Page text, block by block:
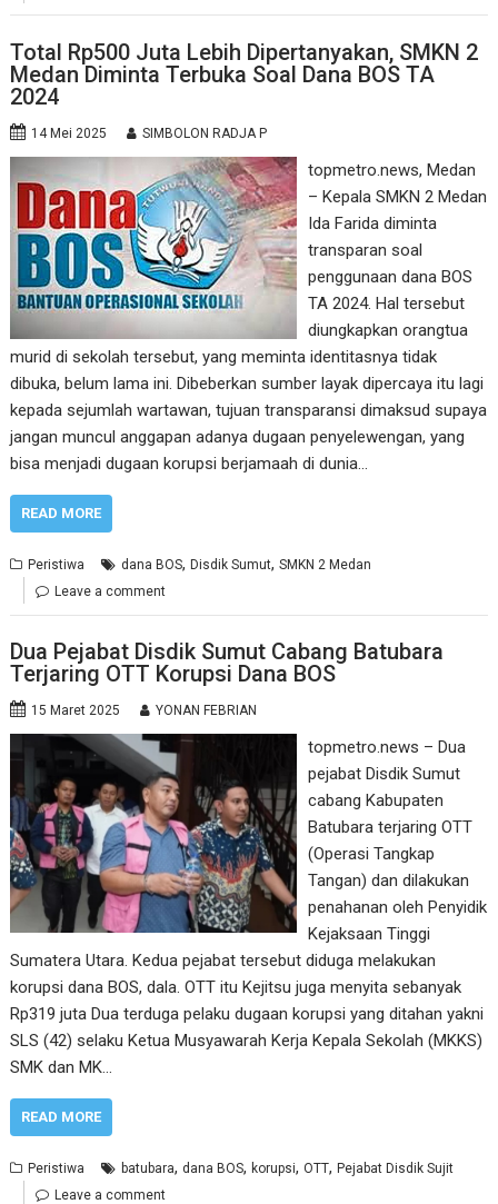
Total Rp500 Juta Lebih Dipertanyakan, SMKN 2
Medan Diminta Terbuka Soal Dana BOS TA
2024
14 Mei 2025 SIMBOLON RADJA P
topmetro.news, Medan
– Kepala SMKN 2 Medan
Ida Farida diminta
transparan soal
penggunaan dana BOS
TA 2024. Hal tersebut
diungkapkan orangtua
murid di sekolah tersebut, yang meminta identitasnya tidak
dibuka, belum lama ini. Dibeberkan sumber layak dipercaya itu lagi
kepada sejumlah wartawan, tujuan transparansi dimaksud supaya
jangan muncul anggapan adanya dugaan penyelewengan, yang
bisa menjadi dugaan korupsi berjamaah di dunia…
READ MORE
Peristiwa dana BOS,Disdik Sumut,SMKN 2 Medan
Leave a comment
Dua Pejabat Disdik Sumut Cabang Batubara
Terjaring OTT Korupsi Dana BOS
15 Maret 2025 YONAN FEBRIAN
topmetro.news – Dua
pejabat Disdik Sumut
cabang Kabupaten
Batubara terjaring OTT
(Operasi Tangkap
Tangan) dan dilakukan
penahanan oleh Penyidik
Kejaksaan Tinggi
Sumatera Utara. Kedua pejabat tersebut diduga melakukan
korupsi dana BOS, dala. OTT itu Kejitsu juga menyita sebanyak
Rp319 juta Dua terduga pelaku dugaan korupsi yang ditahan yakni
SLS (42) selaku Ketua Musyawarah Kerja Kepala Sekolah (MKKS)
SMK dan MK…
READ MORE
Peristiwa batubara, dana BOS,korupsi,OTT,Pejabat Disdik Sujit
Leave a comment